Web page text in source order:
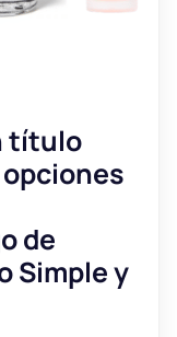
título
de
Simple y